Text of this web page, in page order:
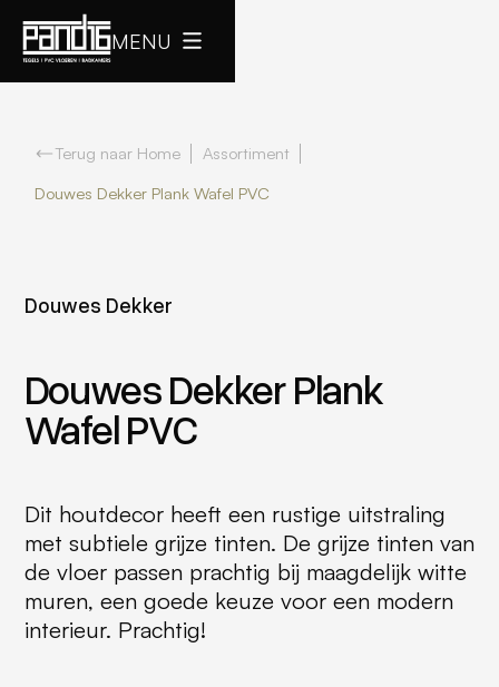
MENU
Terug naar Home
Assortiment
Douwes Dekker Plank Wafel PVC
Douwes Dekker
Douwes Dekker Plank
Wafel PVC
Dit houtdecor heeft een rustige uitstraling
met subtiele grijze tinten. De grijze tinten van
de vloer passen prachtig bij maagdelijk witte
muren, een goede keuze voor een modern
interieur. Prachtig!